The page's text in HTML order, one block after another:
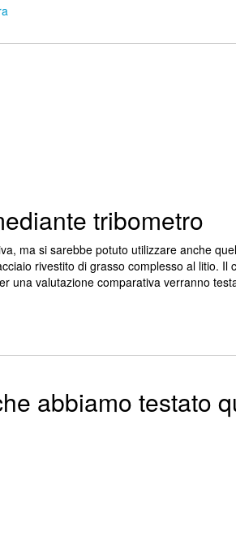
tribometro
ma si sarebbe potuto utilizzare anche
rivestito di grasso complesso al litio. Il
una valutazione comparativa verranno
abbiamo testato